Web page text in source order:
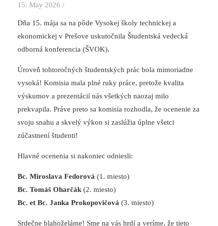
15. May 2026 /
Dňa 15. mája sa na pôde Vysokej školy technickej a
ekonomickej v Prešove uskutočnila Študentská vedecká
odborná konferencia (ŠVOK).
Úroveň tohtoročných študentských prác bola mimoriadne
vysoká! Komisia mala plné ruky práce, pretože kvalita
výskumov a prezentácií nás všetkých naozaj milo
prekvapila. Práve preto sa komisia rozhodla, že ocenenie za
svoju snahu a skvelý výkon si zaslúžia úplne všetci
zúčastnení študenti!
Hlavné ocenenia si nakoniec odniesli:
Bc. Miroslava Fedorová (1. miesto)
Bc. Tomáš Oharčák (2. miesto)
Bc. et Bc. Janka Prokopovičová (3. miesto)
Srdečne blahoželáme! Sme na vás hrdí a veríme, že tieto